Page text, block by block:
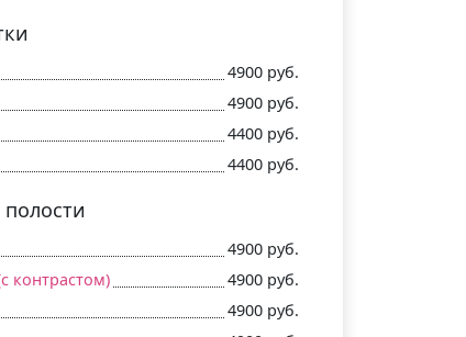
4900 руб.
4900 руб.
4400 руб.
4400 руб.
4900 руб.
контрастом)
4900 руб.
4900 руб.